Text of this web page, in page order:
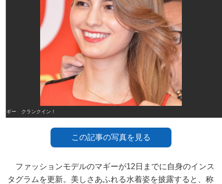
マギー クランクイン！
この記事の写真を見る
ファッションモデルのマギーが12日までに自身のインス
タグラムを更新。美しさあふれる水着姿を披露すると、称